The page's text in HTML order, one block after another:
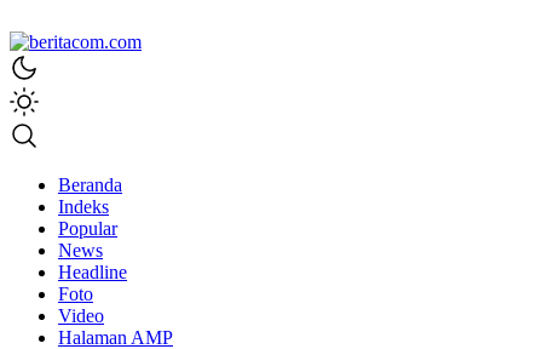
beritacom.com
bestnews
Beranda
Indeks
Popular
News
Headline
Foto
Video
Halaman AMP